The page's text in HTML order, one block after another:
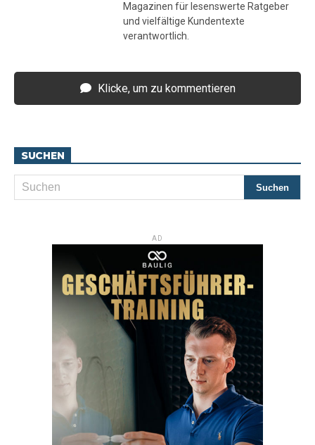
Magazinen für lesenswerte Ratgeber
und vielfältige Kundentexte
verantwortlich.
Klicke, um zu kommentieren
SUCHEN
AD